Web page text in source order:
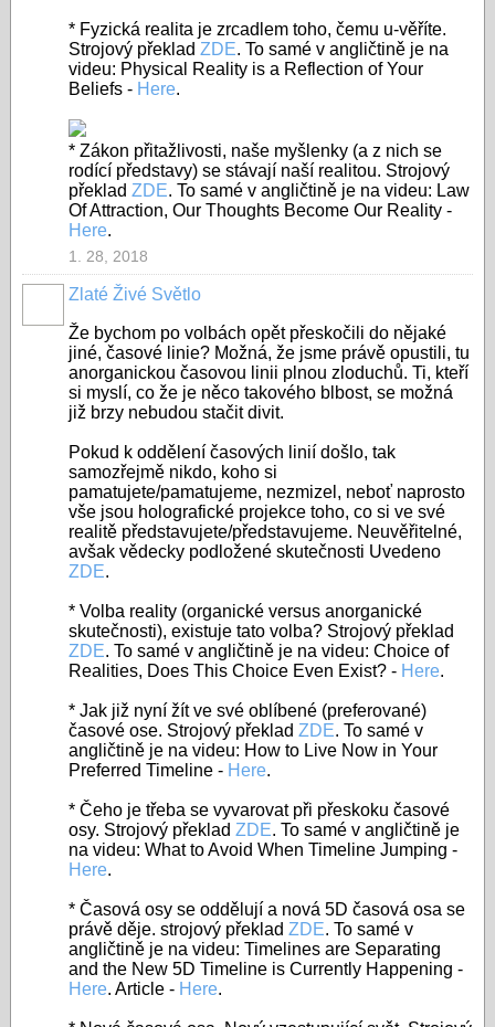
* Fyzická realita je zrcadlem toho, čemu u-věříte.
Strojový překlad ZDE. To samé v angličtině je na
videu: Physical Reality is a Reflection of Your
Beliefs - Here.
* Zákon přitažlivosti, naše myšlenky (a z nich se
rodící představy) se stávají naší realitou. Strojový
překlad ZDE. To samé v angličtině je na videu: Law
Of Attraction, Our Thoughts Become Our Reality -
Here.
1. 28, 2018
Zlaté Živé Světlo
Že bychom po volbách opět přeskočili do nějaké
jiné, časové linie? Možná, že jsme právě opustili, tu
anorganickou časovou linii plnou zloduchů. Ti, kteří
si myslí, co že je něco takového blbost, se možná
již brzy nebudou stačit divit.
Pokud k oddělení časových linií došlo, tak
samozřejmě nikdo, koho si
pamatujete/pamatujeme, nezmizel, neboť naprosto
vše jsou holografické projekce toho, co si ve své
realitě představujete/představujeme. Neuvěřitelné,
avšak vědecky podložené skutečnosti Uvedeno
ZDE.
* Volba reality (organické versus anorganické
skutečnosti), existuje tato volba? Strojový překlad
ZDE. To samé v angličtině je na videu: Choice of
Realities, Does This Choice Even Exist? - Here.
* Jak již nyní žít ve své oblíbené (preferované)
časové ose. Strojový překlad ZDE. To samé v
angličtině je na videu: How to Live Now in Your
Preferred Timeline - Here.
* Čeho je třeba se vyvarovat při přeskoku časové
osy. Strojový překlad ZDE. To samé v angličtině je
na videu: What to Avoid When Timeline Jumping -
Here.
* Časová osy se oddělují a nová 5D časová osa se
právě děje. strojový překlad ZDE. To samé v
angličtině je na videu: Timelines are Separating
and the New 5D Timeline is Currently Happening -
Here. Article - Here.